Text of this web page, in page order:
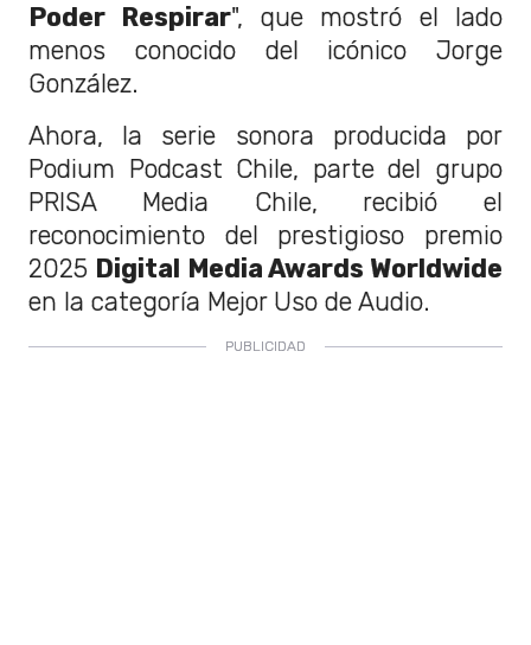
Poder Respirar", que mostró el lado
menos conocido del icónico Jorge
González.
Ahora, la serie sonora producida por
Podium Podcast Chile, parte del grupo
PRISA Media Chile, recibió el
reconocimiento del prestigioso premio
2025 Digital Media Awards Worldwide
en la categoría Mejor Uso de Audio.